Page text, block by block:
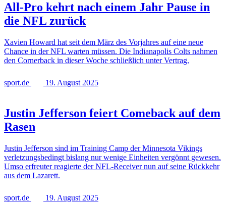
All-Pro kehrt nach einem Jahr Pause in
die NFL zurück
Xavien Howard hat seit dem März des Vorjahres auf eine neue
Chance in der NFL warten müssen. Die Indianapolis Colts nahmen
den Cornerback in dieser Woche schließlich unter Vertrag.
sport.de 19. August 2025
Justin Jefferson feiert Comeback auf dem
Rasen
Justin Jefferson sind im Training Camp der Minnesota Vikings
verletzungsbedingt bislang nur wenige Einheiten vergönnt gewesen.
Umso erfreuter reagierte der NFL-Receiver nun auf seine Rückkehr
aus dem Lazarett.
sport.de 19. August 2025